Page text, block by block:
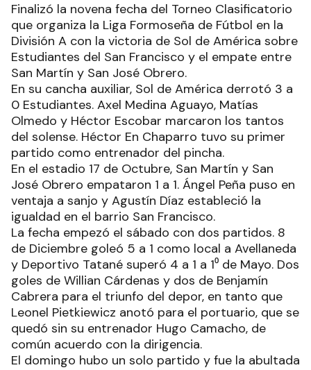
Finalizó la novena fecha del Torneo Clasificatorio
que organiza la Liga Formoseña de Fútbol en la
División A con la victoria de Sol de América sobre
Estudiantes del San Francisco y el empate entre
San Martín y San José Obrero.
En su cancha auxiliar, Sol de América derrotó 3 a
0 Estudiantes. Axel Medina Aguayo, Matías
Olmedo y Héctor Escobar marcaron los tantos
del solense. Héctor En Chaparro tuvo su primer
partido como entrenador del pincha.
En el estadio 17 de Octubre, San Martín y San
José Obrero empataron 1 a 1. Ángel Peña puso en
ventaja a sanjo y Agustín Díaz estableció la
igualdad en el barrio San Francisco.
La fecha empezó el sábado con dos partidos. 8
de Diciembre goleó 5 a 1 como local a Avellaneda
y Deportivo Tatané superó 4 a 1 a 1⁰ de Mayo. Dos
goles de Willian Cárdenas y dos de Benjamín
Cabrera para el triunfo del depor, en tanto que
Leonel Pietkiewicz anotó para el portuario, que se
quedó sin su entrenador Hugo Camacho, de
común acuerdo con la dirigencia.
El domingo hubo un solo partido y fue la abultada